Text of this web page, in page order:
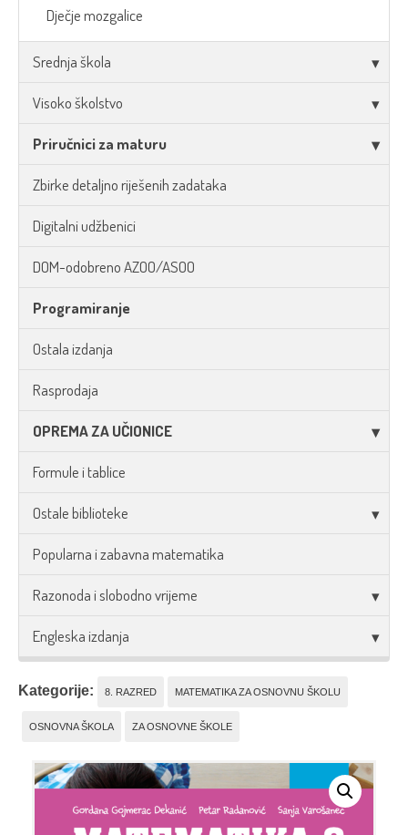
Dječje mozgalice
Srednja škola
Visoko školstvo
Priručnici za maturu
Zbirke detaljno riješenih zadataka
Digitalni udžbenici
DOM-odobreno AZOO/ASOO
Programiranje
Ostala izdanja
Rasprodaja
OPREMA ZA UČIONICE
Formule i tablice
Ostale biblioteke
Popularna i zabavna matematika
Razonoda i slobodno vrijeme
Engleska izdanja
Kategorije: 8. RAZRED MATEMATIKA ZA OSNOVNU ŠKOLU
OSNOVNA ŠKOLA ZA OSNOVNE ŠKOLE